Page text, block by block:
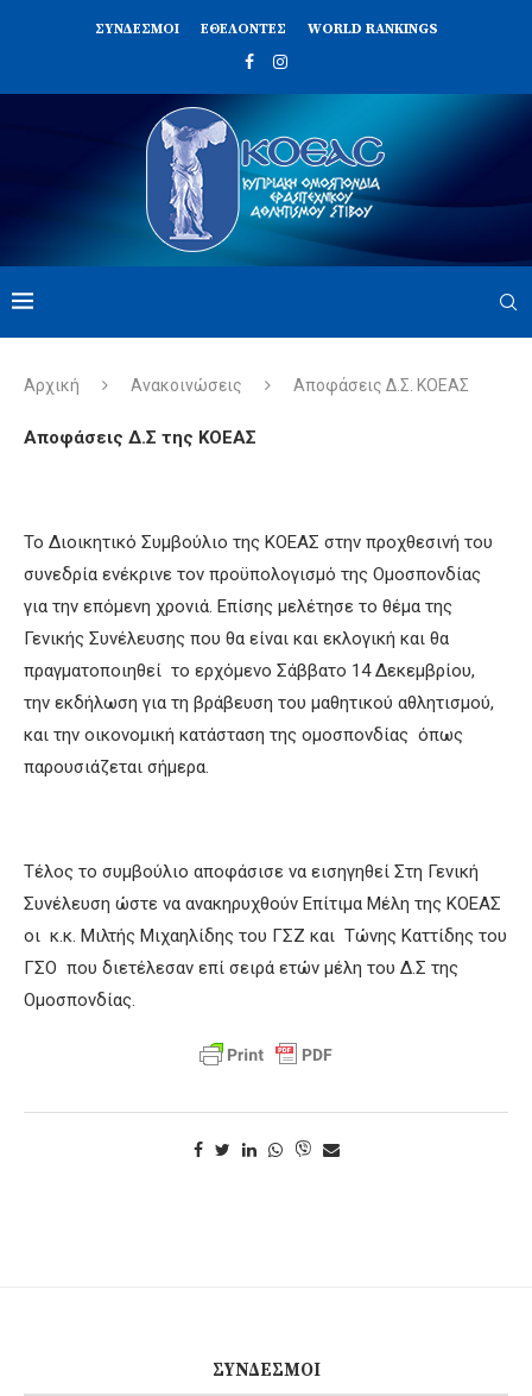
ΣΥΝΔΈΣΜΟΙ ΕΘΕΛΟΝΤΈΣ WORLD RANKINGS
Αρχική Ανακοινώσεις Αποφάσεις Δ.Σ. ΚΟΕΑΣ
Αποφάσεις Δ.Σ της ΚΟΕΑΣ
Το Διοικητικό Συμβούλιο της ΚΟΕΑΣ στην προχθεσινή του
συνεδρία ενέκρινε τον προϋπολογισμό της Ομοσπονδίας
για την επόμενη χρονιά. Επίσης μελέτησε το θέμα της
Γενικής Συνέλευσης που θα είναι και εκλογική και θα
πραγματοποιηθεί το ερχόμενο Σάββατο 14 Δεκεμβρίου,
την εκδήλωση για τη βράβευση του μαθητικού αθλητισμού,
και την οικονομική κατάσταση της ομοσπονδίας όπως
παρουσιάζεται σήμερα.
Τέλος το συμβούλιο αποφάσισε να εισηγηθεί Στη Γενική
Συνέλευση ώστε να ανακηρυχθούν Επίτιμα Μέλη της ΚΟΕΑΣ
οι κ.κ. Μιλτής Μιχαηλίδης του ΓΣΖ και Τώνης Καττίδης του
ΓΣΟ που διετέλεσαν επί σειρά ετών μέλη του Δ.Σ της
Ομοσπονδίας.
ΣΎΝΔΕΣΜΟΙ